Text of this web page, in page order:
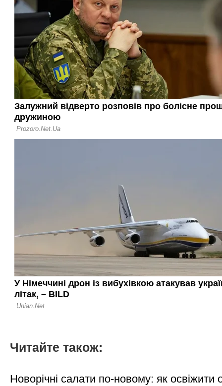
Читайте також:
Новорічні салати по-новому: як освіжити